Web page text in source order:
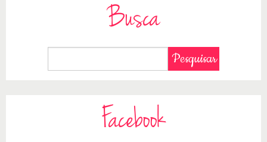
Busca
Facebook